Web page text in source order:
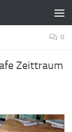
0
Zeittraum